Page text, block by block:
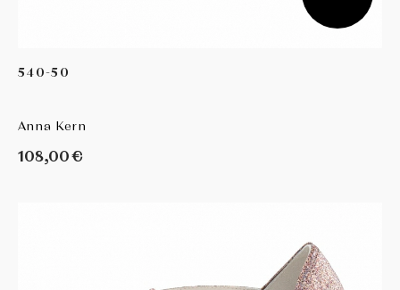
540-50
Anna Kern
108,00 €